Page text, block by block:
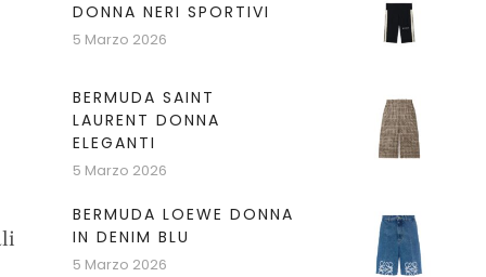
DONNA NERI SPORTIVI
5 Marzo 2026
BERMUDA SAINT
LAURENT DONNA
ELEGANTI
5 Marzo 2026
BERMUDA LOEWE DONNA
IN DENIM BLU
5 Marzo 2026